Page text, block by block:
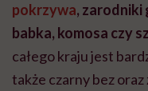
pokrzywa, zarodniki
babka, komosa czy
całego kraju jest
także czarny bez